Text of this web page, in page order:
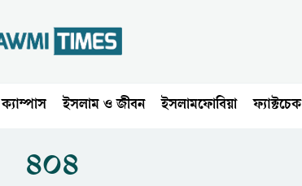
ক্যাম্পাস ইসলাম ও জীবন ইসলামফোবিয়া ফ্যাক্টচেক
৪০৪